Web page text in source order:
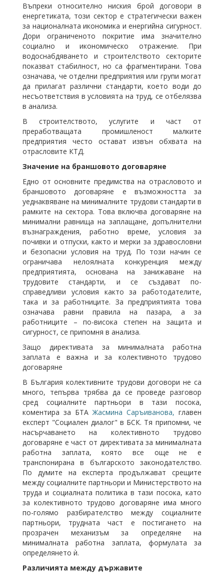
Въпреки относително ниския брой договори в
енергетиката, този сектор е стратегически важен
за националната икономика и енергийна сигурност.
Дори ограниченото покритие има значително
социално и икономическо отражение. При
водоснабдяването и строителството секторите
показват стабилност, но са фрагментирани. Това
означава, че отделни предприятия или групи могат
да прилагат различни стандарти, което води до
несъответствия в условията на труд, се отбелязва
в анализа.
В строителството, услугите и част от
преработващата промишленост малките
предприятия често остават извън обхвата на
отрасловите КТД.
Значение на браншовото договаряне
Едно от основните предимства на отрасловото и
браншовото договаряне е възможността за
уеднаквяване на минималните трудови стандарти в
рамките на сектора. Това включва договаряне на
минимални равнища на заплащане, допълнителни
възнаграждения, работно време, условия за
почивки и отпуски, както и мерки за здравословни
и безопасни условия на труд. По този начин се
ограничава нелоялната конкуренция между
предприятията, основана на занижаване на
трудовите стандарти, и се създават по-
справедливи условия както за работодателите,
така и за работниците. За предприятията това
означава равни правила на пазара, а за
работниците – по-висока степен на защита и
сигурност, се припомня в анализа.
Защо директивата за минималната работна
заплата е важна и за колективното трудово
договаряне
В България колективните трудови договори не са
много, тепърва трябва да се проведе разговор
сред социалните партньори в тази посока,
коментира за БТА Жасмина Саръиванова, главен
експерт "Социален диалог" в БСК. Тя припомни, че
насърчаването на колективното трудово
договаряне е част от директивата за минималната
работна заплата, която все още не е
транспонирана в българското законодателство.
По думите на експерта продължават срещите
между социалните партньори и Министерството на
труда и социалната политика в тази посока, като
за колективното трудово договаряне има много
по-голямо разбирателство между социалните
партньори, трудната част е постигането на
прозрачен механизъм за определяне на
минималната работна заплата, формулата за
определянето ѝ.
Различията между държавите